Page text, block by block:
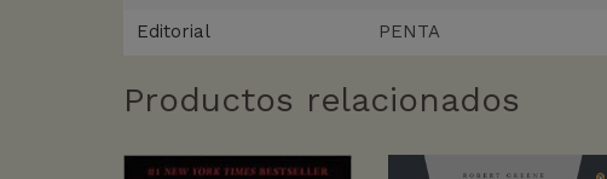
Editorial PENTA
Productos relacionados